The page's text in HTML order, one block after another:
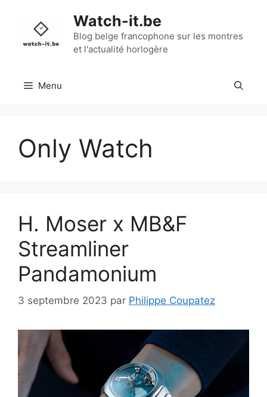
contenu
Watch-it.be
Blog belge francophone sur les montres
et l'actualité horlogère
Menu
Only Watch
H. Moser x MB&F
Streamliner
Pandamonium
3 septembre 2023 par Philippe Coupatez